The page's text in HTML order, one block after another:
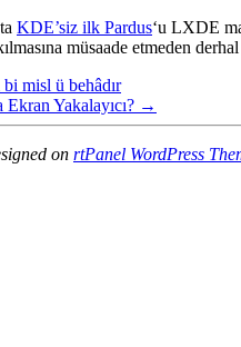
KDE’siz ilk Pardus‘u LXDE
müsaade etmeden
misl ü behâdır
Ekran Yakalayıcı? →
on rtPanel WordPress